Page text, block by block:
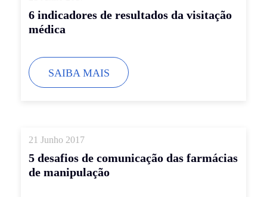
6 indicadores de resultados da visitação
médica
SAIBA MAIS
21 Junho 2017
5 desafios de comunicação das farmácias
de manipulação